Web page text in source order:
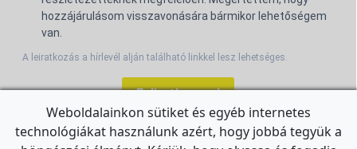
hozzájárulásom visszavonására bármikor lehetőségem
van.
A leiratkozás a hírlevél alján található linkkel lesz lehetséges.
Feliratkozom!
Weboldalainkon sütiket és egyéb internetes
technológiákat használunk azért, hogy jobbá tegyük a